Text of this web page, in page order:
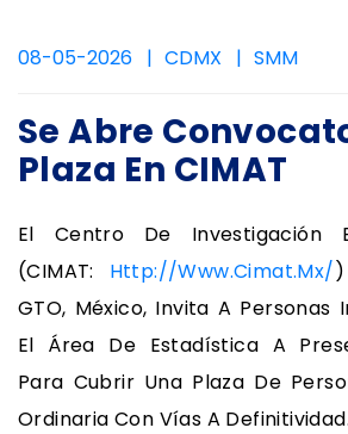
08-05-2026 CDMX SMM
Se Abre
Plaza En CIMAT
El Centro De Investigación
(CIMAT: Http://www.cimat.mx/
GTO, México, Invita A Personas
El Área De Estadística A
Para Cubrir Una Plaza De
Ordinaria Con Vías A Definitividad.